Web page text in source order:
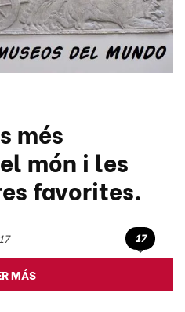
més
món i les
favorites.
17
MÁS